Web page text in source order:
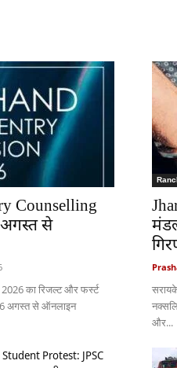
Counselling
अगस्त से
2026 का रिजल्ट और फर्स्ट
6 अगस्त से ऑनलाइन
और...
Protest: JPSC